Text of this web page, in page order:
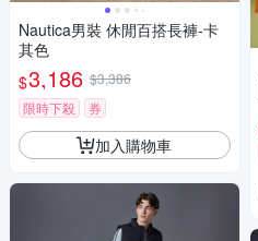
Nautica男裝 休閒百搭長褲-卡
其色
$3,186 $3,386
限時下殺
券
加入購物車